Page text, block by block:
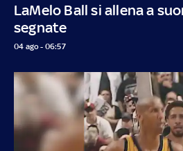
LaMelo Ball si allena a
segnate
04 ago - 06:57